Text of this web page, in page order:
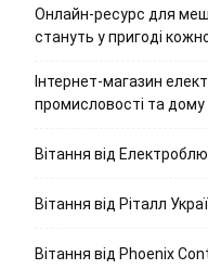
Онлайн-ресурс для
стануть у пригоді
Інтернет-магазин
промисловості та дому
Вітання від
Вітання від Ріталл
Вітання від Phoenix